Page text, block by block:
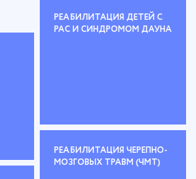
РЕАБИЛИТАЦИЯ ДЕТЕЙ С
РАС И СИНДРОМОМ ДАУНА
РЕАБИЛИТАЦИЯ ЧЕРЕПНО-
МОЗГОВЫХ ТРАВМ (ЧМТ)